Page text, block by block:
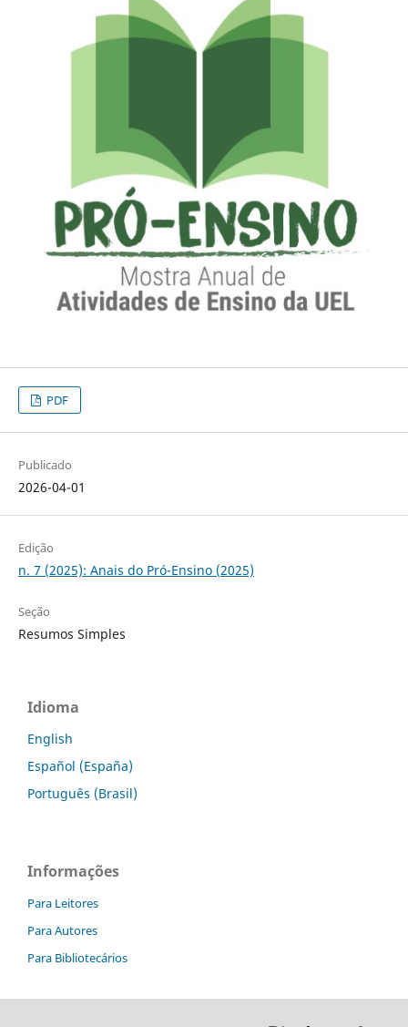
PDF
Publicado
2026-04-01
Edição
n. 7 (2025): Anais do Pró-Ensino (2025)
Seção
Resumos Simples
Idioma
English
Español (España)
Português (Brasil)
Informações
Para Leitores
Para Autores
Para Bibliotecários